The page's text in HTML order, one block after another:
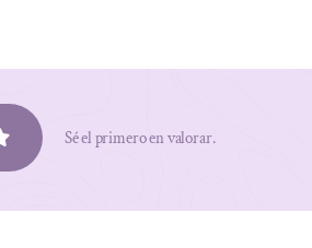
Sé el primero en valorar.